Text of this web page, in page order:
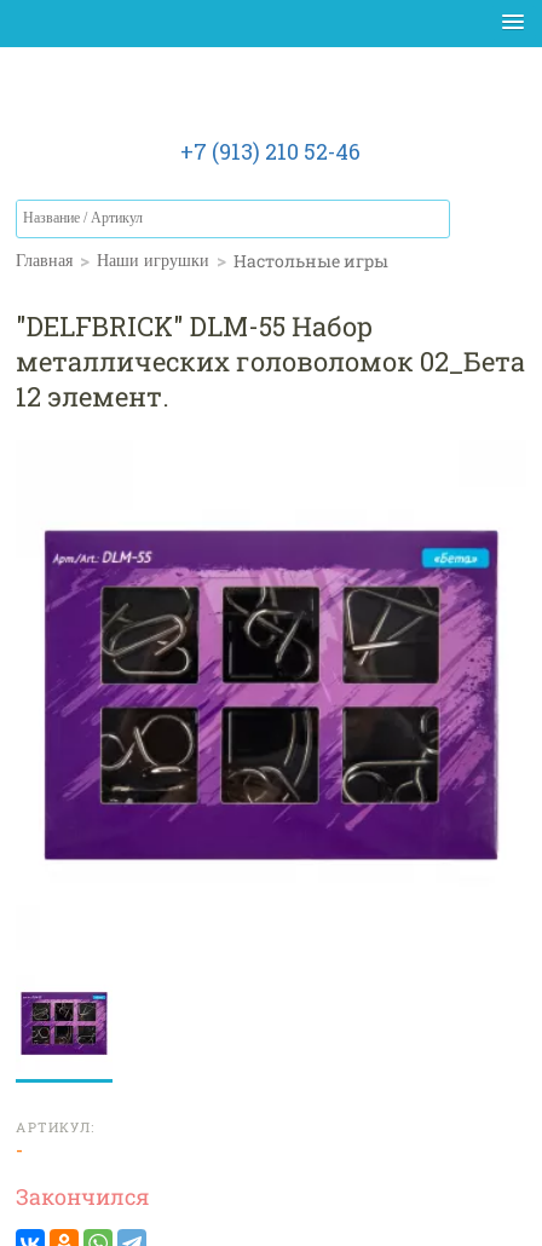
+7 (913) 210 52-46
Главная > Наши игрушки > Настольные игры
"DELFBRICK" DLM-55 Набор
металлических головоломок 02_Бета
12 элемент.
АРТИКУЛ:
-
Закончился